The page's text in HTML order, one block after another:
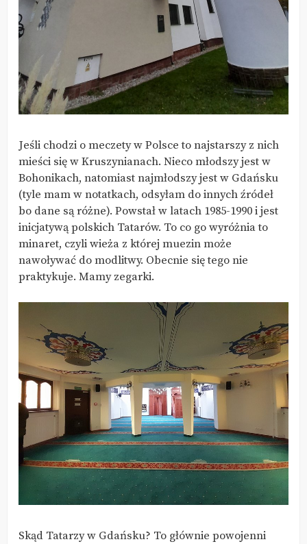
Jeśli chodzi o meczety w Polsce to najstarszy z nich
mieści się w Kruszynianach. Nieco młodszy jest w
Bohonikach, natomiast najmłodszy jest w Gdańsku
(tyle mam w notatkach, odsyłam do innych źródeł
bo dane są różne). Powstał w latach 1985-1990 i jest
inicjatywą polskich Tatarów. To co go wyróżnia to
minaret, czyli wieża z której muezin może
nawoływać do modlitwy. Obecnie się tego nie
praktykuje. Mamy zegarki.
Skąd Tatarzy w Gdańsku? To głównie powojenni